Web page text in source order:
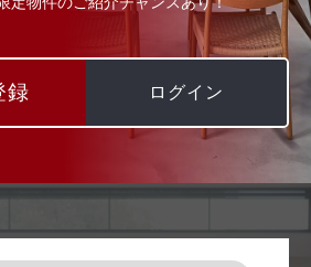
録 ログイン